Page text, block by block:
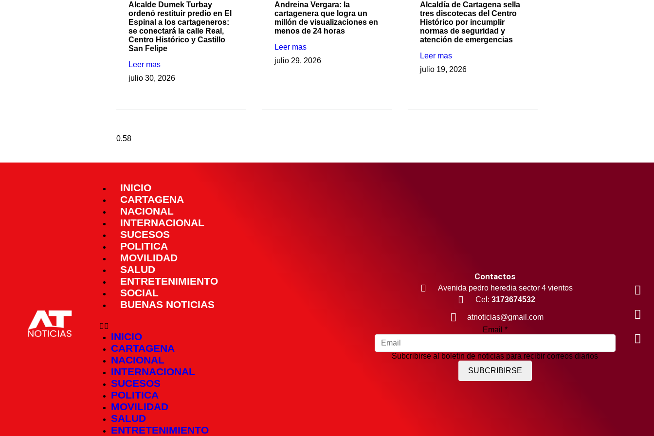
Alcalde Dumek Turbay
ordenó restituir predio en El
Espinal a los cartageneros:
se conectará la calle Real,
Centro Histórico y Castillo
San Felipe
Leer mas
julio 30, 2026
Andreina Vergara: la
cartagenera que logra un
millón de visualizaciones en
menos de 24 horas
Leer mas
julio 29, 2026
Alcaldía de Cartagena sella
tres discotecas del Centro
Histórico por incumplir
normas de seguridad y
atención de emergencias
Leer mas
julio 19, 2026
INICIO
CARTAGENA
NACIONAL
INTERNACIONAL
SUCESOS
POLITICA
MOVILIDAD
SALUD
ENTRETENIMIENTO
SOCIAL
BUENAS NOTICIAS
INICIO
CARTAGENA
NACIONAL
INTERNACIONAL
SUCESOS
POLITICA
MOVILIDAD
SALUD
ENTRETENIMIENTO
Contactos
Avenida pedro heredia sector 4 vientos
Cel:3173674532
atnoticias@gmail.com
Email *
Subcribirse al boletin de noticias para recibir correos diarios
SUBCRIBIRSE